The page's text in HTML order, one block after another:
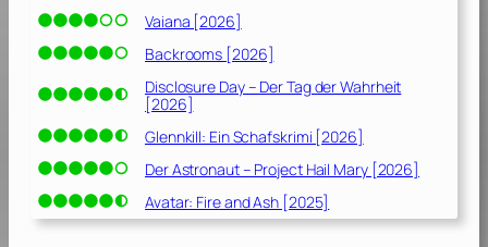
Vaiana [2026]
Backrooms [2026]
Disclosure Day – Der Tag der Wahrheit
[2026]
Glennkill: Ein Schafskrimi [2026]
Der Astronaut – Project Hail Mary [2026]
Avatar: Fire and Ash [2025]